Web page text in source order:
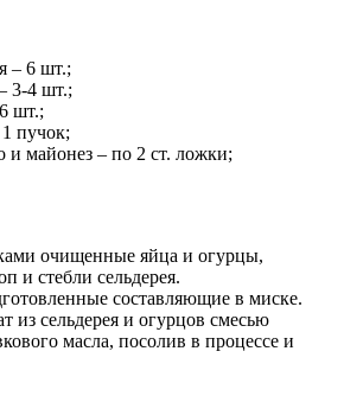
– 6 шт.;
3-4 шт.;
шт.;
пучок;
и майонез – по 2 ст. ложки;
очищенные яйца и огурцы,
и стебли сельдерея.
составляющие в миске.
из сельдерея и огурцов смесью
масла, посолив в процессе и